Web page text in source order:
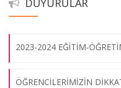
2023-2024 EĞİTİM-
ÖĞRENCİLERİMİZİN